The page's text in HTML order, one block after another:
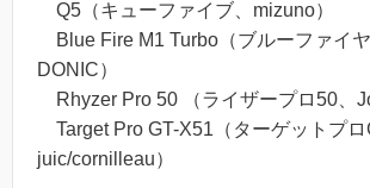
Q5（キューファイブ、mizuno）
Blue Fire M1 Turbo（ブルーファイヤ
DONIC）
Rhyzer Pro 50 （ライザープロ50、
Target Pro GT-X51（ターゲットプロ
juic/cornilleau）